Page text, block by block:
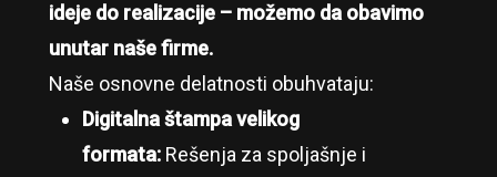
ideje do realizacije – možemo da obavimo
unutar naše firme.
Naše osnovne delatnosti obuhvataju:
Digitalna štampa velikog
formata:Rešenja za spoljašnje i